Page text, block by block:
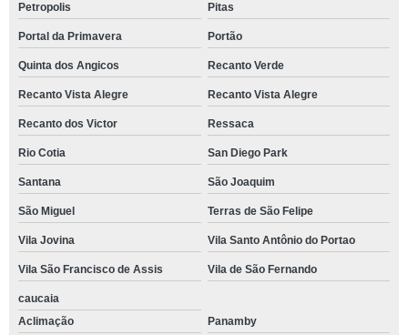
Petropolis Pitas
Portal da Primavera Portão
Quinta dos Angicos Recanto Verde
Recanto Vista Alegre Recanto Vista Alegre
Recanto dos Victor Ressaca
Rio Cotia San Diego Park
Santana São Joaquim
São Miguel Terras de São Felipe
Vila Jovina Vila Santo Antônio do Portao
Vila São Francisco de Assis Vila de São Fernando
caucaia
Aclimação
Panamby